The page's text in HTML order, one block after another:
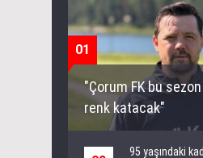
01
"Çorum FK bu
renk katacak"
95 yaşındaki